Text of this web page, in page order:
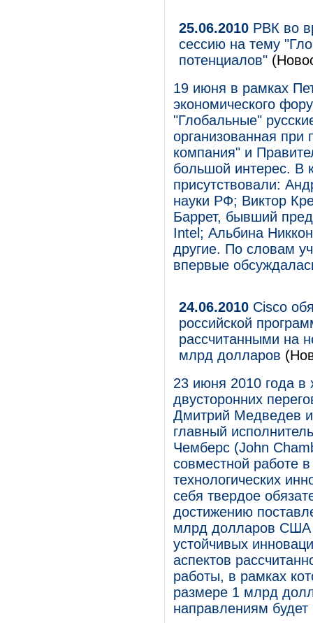
25.06.2010 РВК во
сессию на тему
потенциалов"
19 июня в рамках
экономического
"Глобальные"
организованная
компания" и
большой интерес. В
присутствовали:
науки РФ; Виктор
Баррет, бывший
Intel; Альбина
другие. По словам
впервые
24.06.2010 Cisco
российской
рассчитанными на
млрд долларов
23 июня 2010 года в
двусторонних
Дмитрий Медведев и
главный
Чемберс (John
совместной работе
технологических
себя твердое
достижению
млрд долларов США
устойчивых
аспектов
работы, в рамках
размере 1 млрд
направлениям